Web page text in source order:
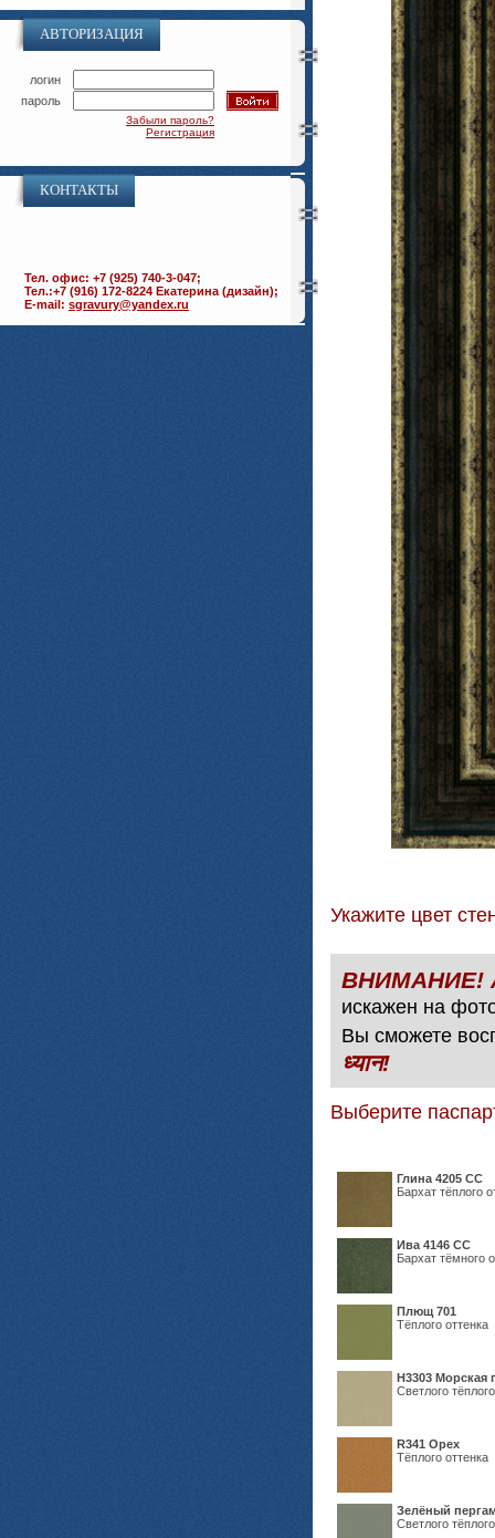
АВТОРИЗАЦИЯ
логин
пароль
Забыли пароль?
Регистрация
КОНТАКТЫ
Тел. офис: +7 (925) 740-3-047;
Тел.:+7 (916) 172-8224 Екатерина (дизайн);
E-mail: sgravury@yandex.ru
Укажите цвет
искажен на
Вы сможете
ध्यान!
Выберите
Глина 4205 СС
Бархат тёплого
Ива 4146 СС
Бархат тёмного
Плющ 701
Тёплого оттенка
H3303 Морская
Светлого
R341 Орех
Тёплого оттенка
Зелёный
Светлого